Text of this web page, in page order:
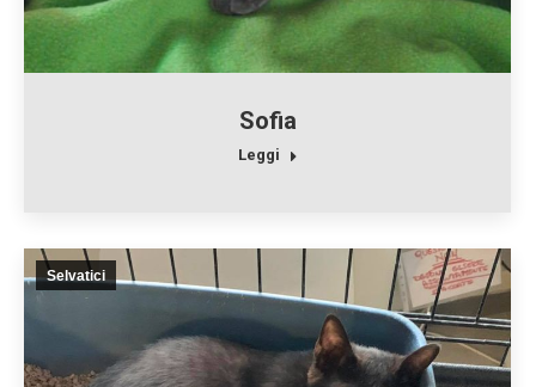
Sofia
Leggi
Selvatici